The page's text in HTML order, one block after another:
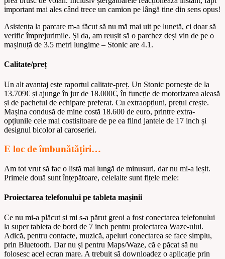
important mai ales când trece un camion pe lângă tine din sens opus!
Asistența la parcare m-a făcut să nu mă mai uit pe lunetă, ci doar să
verific împrejurimile. Și da, am reușit să o parchez deși vin de pe o
mașinuță de 3.5 metri lungime – Stonic are 4.1.
Calitate/preț
Un alt avantaj este raportul calitate-preț. Un Stonic pornește de la
13.709€ și ajunge în jur de 18.000€, în funcție de motorizarea aleasă
și de pachetul de echipare preferat. Cu extraopțiuni, prețul crește.
Mașina condusă de mine costă 18.600 de euro, printre extra-
opțiunile cele mai costisitoare de pe ea fiind jantele de 17 inch și
designul bicolor al caroseriei.
E loc de îmbunătățiri…
Am tot vrut să fac o listă mai lungă de minusuri, dar nu mi-a ieșit.
Primele două sunt înțepătoare, celelalte sunt fițele mele:
Proiectarea telefonului pe tableta mașinii
Ce nu mi-a plăcut și mi s-a părut greoi a fost conectarea telefonului
la super tableta de bord de 7 inch pentru proiectarea Waze-ului.
Adică, pentru contacte, muzică, apeluri conectarea se face simplu,
prin Bluetooth. Dar nu și pentru Maps/Waze, că e păcat să nu
folosesc acel ecran mare. A trebuit să downloadez o aplicație prin